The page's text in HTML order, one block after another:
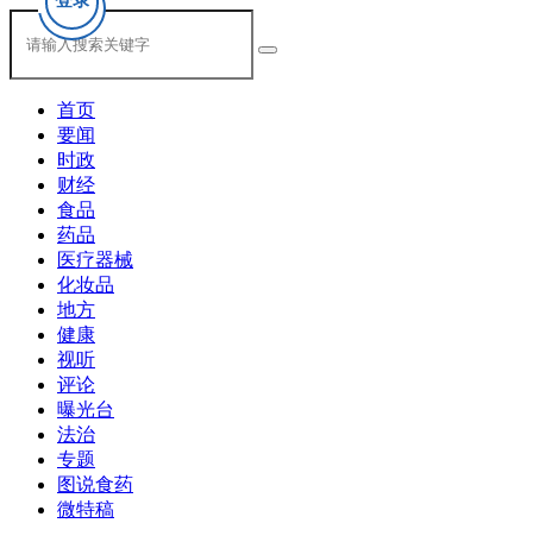
首页
要闻
时政
财经
食品
药品
医疗器械
化妆品
地方
健康
视听
评论
曝光台
法治
专题
图说食药
微特稿